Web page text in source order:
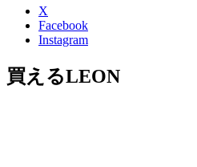
X
Facebook
Instagram
買えるLEON